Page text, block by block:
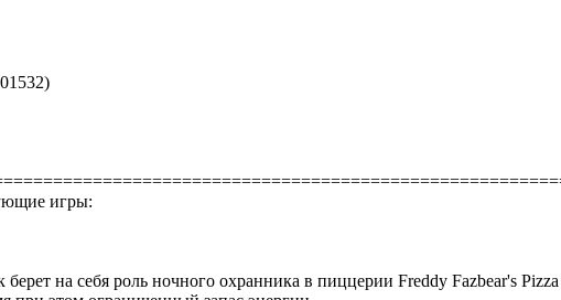
игры:
на себя роль ночного охранника в пиццерии Freddy Fazbear's